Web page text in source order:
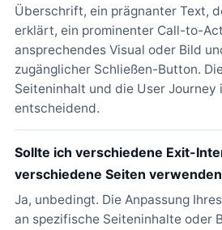
Überschrift, ein prägnanter Text,
erklärt, ein prominenter Call-to-
ansprechendes Visual oder Bild
zugänglicher Schließen-Button.
Seiteninhalt und die User Journey
entscheidend.
Sollte ich verschiedene Exit-
verschiedene Seiten
Ja, unbedingt. Die Anpassung
an spezifische Seiteninhalte oder